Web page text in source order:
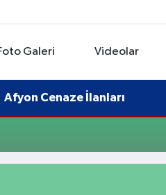
Galeri Videolar
Afyon Cenaze İlanları